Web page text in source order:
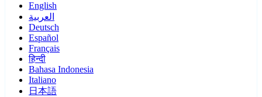
English
العربية
Deutsch
Español
Français
हिन्दी
Bahasa Indonesia
Italiano
日本語